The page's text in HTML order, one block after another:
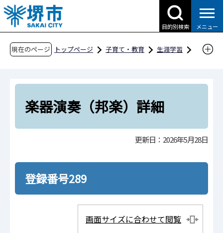
こ
の
ペ
目的別検索 メニュー
現在のページ トップページ 子育て・教育
生涯学習
団体・サークル情報
2文化・芸術・趣味
邦楽
楽器演奏（邦楽）詳細
楽器演奏（邦楽）詳細
更新日：2026年5月28日
登録番号289
画面サイズに合わせて閲覧